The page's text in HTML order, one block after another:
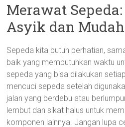
Merawat
Asyik dan Mudah
Sepeda kita butuh perhatian,
baik yang membutuhkan waktu
sepeda yang bisa dilakukan
mencuci sepeda setelah
jalan yang berdebu atau
lembut dan sikat halus untuk
komponen lainnya. Jangan lupa